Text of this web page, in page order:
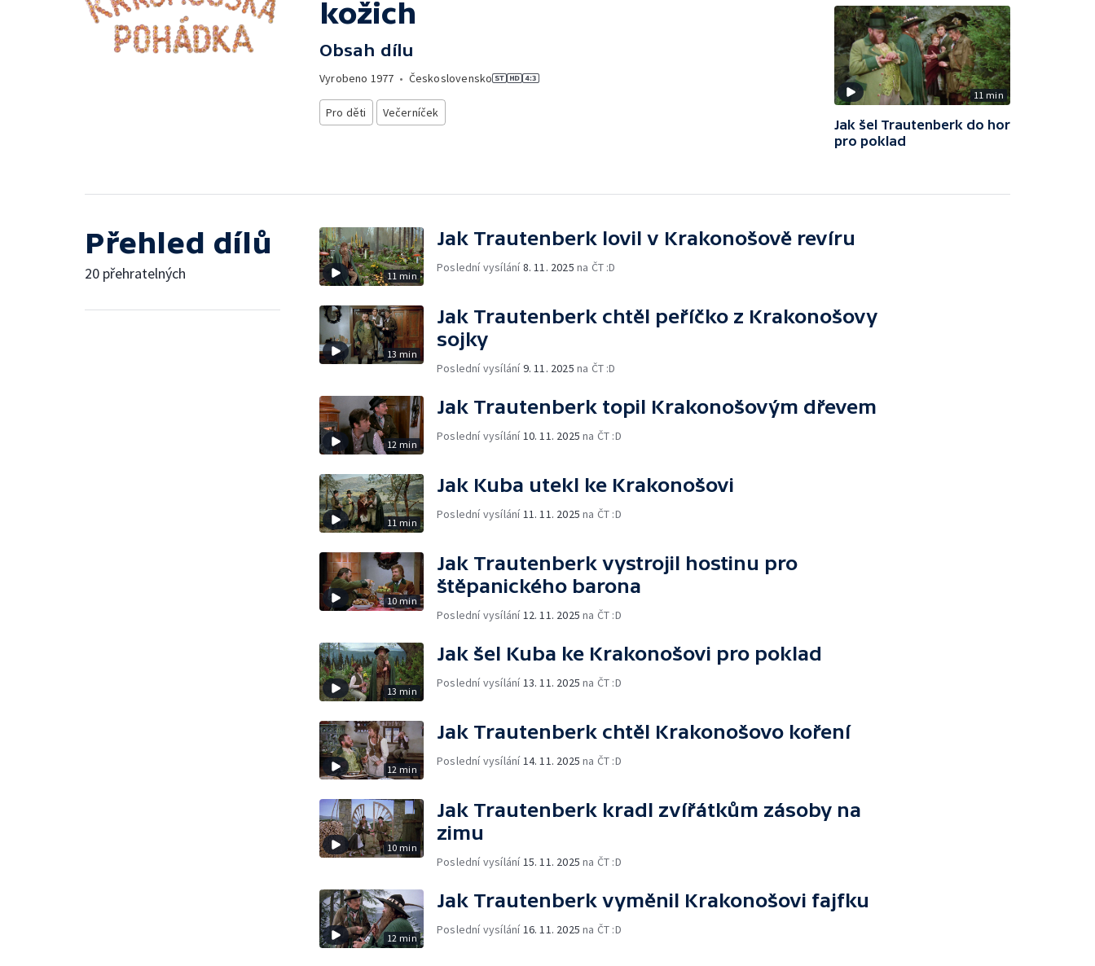
kožich
Obsah dílu
Vyrobeno 1977 • Československo
Pro děti Večerníček
11 min
Jak šel Trautenberk do hor
pro poklad
Přehled dílů
20 přehratelných 11 min
Jak Trautenberk lovil v Krakonošově revíru
Poslední vysílání8. 11. 2025 na ČT :D
13 min
Jak Trautenberk chtěl peříčko z Krakonošovy
sojky
Poslední vysílání9. 11. 2025 na ČT :D
12 min
Jak Trautenberk topil Krakonošovým dřevem
Poslední vysílání 10. 11. 2025 na ČT :D
11 min
Jak Kuba utekl ke Krakonošovi
Poslední vysílání 11. 11. 2025 na ČT :D
10 min
Jak Trautenberk vystrojil hostinu pro
štěpanického barona
Poslední vysílání 12. 11. 2025 na ČT :D
13 min
Jak šel Kuba ke Krakonošovi pro poklad
Poslední vysílání 13. 11. 2025 na ČT :D
12 min
Jak Trautenberk chtěl Krakonošovo koření
Poslední vysílání 14. 11. 2025 na ČT :D
10 min
Jak Trautenberk kradl zvířátkům zásoby na
zimu
Poslední vysílání 15. 11. 2025 na ČT :D
12 min
Jak Trautenberk vyměnil Krakonošovi fajfku
Poslední vysílání 16. 11. 2025 na ČT :D